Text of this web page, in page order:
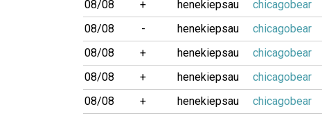
08/08
+ henekiepsau chicagobear
08/08
- henekiepsau chicagobear
08/08
+ henekiepsau chicagobear
08/08
+ henekiepsau chicagobear
08/08
+ henekiepsau chicagobear